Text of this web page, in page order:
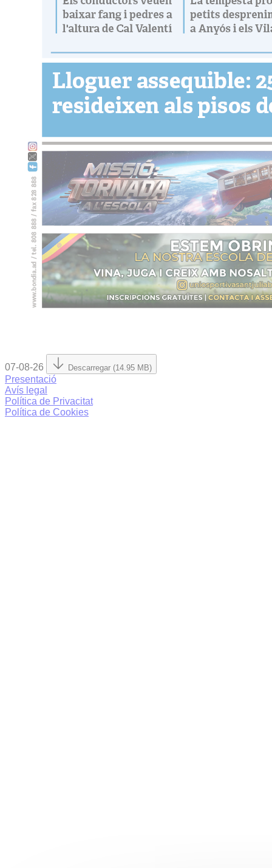
07-08-26 Descarregar (14.95 MB)
Presentació
Avís legal
Política de Privacitat
Política de Cookies